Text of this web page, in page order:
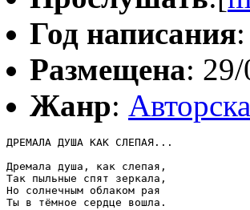
Год написания
Размещена:
Жанр:
ДРЕМАЛА ДУША КАК СЛЕПАЯ...
Дремала душа, как слепая,
Так пыльные спят зеркала,
Но солнечным облаком рая
Ты в тёмное сердце вошла.